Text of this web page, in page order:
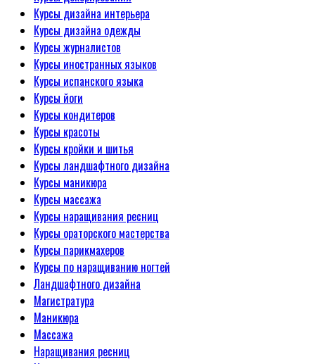
Курсы дизайна интерьера
Курсы дизайна одежды
Курсы журналистов
Курсы иностранных языков
Курсы испанского языка
Курсы йоги
Курсы кондитеров
Курсы красоты
Курсы кройки и шитья
Курсы ландшафтного дизайна
Курсы маникюра
Курсы массажа
Курсы наращивания ресниц
Курсы ораторского мастерства
Курсы парикмахеров
Курсы по наращиванию ногтей
Ландшафтного дизайна
Магистратура
Маникюра
Массажа
Наращивания ресниц